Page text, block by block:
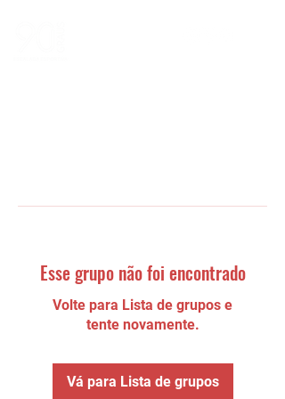
Esse grupo não foi encontrado
Volte para Lista de grupos e
tente novamente.
Vá para Lista de grupos